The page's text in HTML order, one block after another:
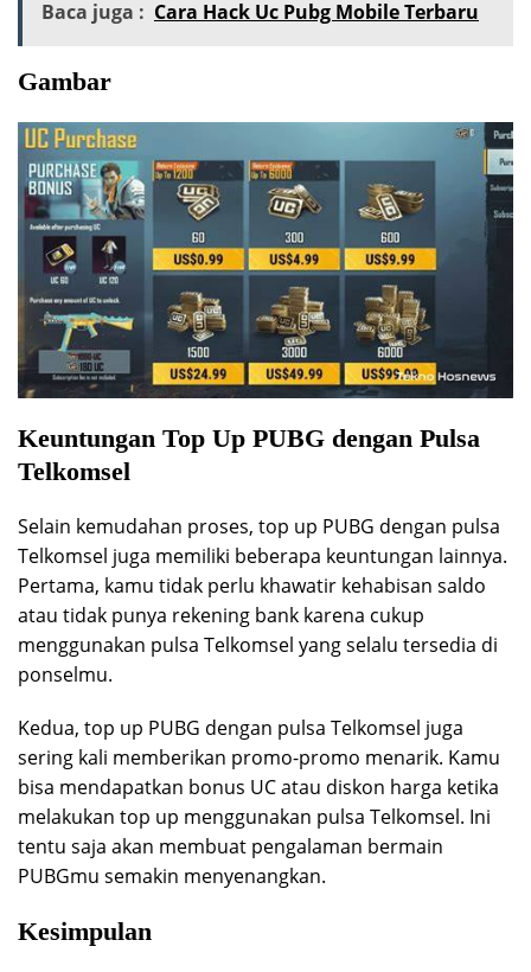
Baca juga : Cara Hack Uc Pubg Mobile Terbaru
Gambar
Keuntungan Top Up PUBG dengan Pulsa
Telkomsel
Selain kemudahan proses, top up PUBG dengan pulsa
Telkomsel juga memiliki beberapa keuntungan lainnya.
Pertama, kamu tidak perlu khawatir kehabisan saldo
atau tidak punya rekening bank karena cukup
menggunakan pulsa Telkomsel yang selalu tersedia di
ponselmu.
Kedua, top up PUBG dengan pulsa Telkomsel juga
sering kali memberikan promo-promo menarik. Kamu
bisa mendapatkan bonus UC atau diskon harga ketika
melakukan top up menggunakan pulsa Telkomsel. Ini
tentu saja akan membuat pengalaman bermain
PUBGmu semakin menyenangkan.
Kesimpulan